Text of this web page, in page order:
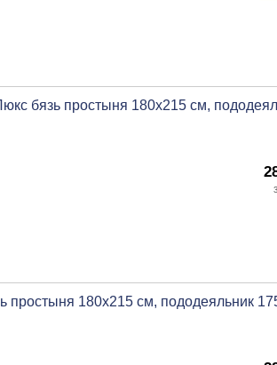
бязь простыня 180х215 см,
простыня 180x215 см, пододеяльник